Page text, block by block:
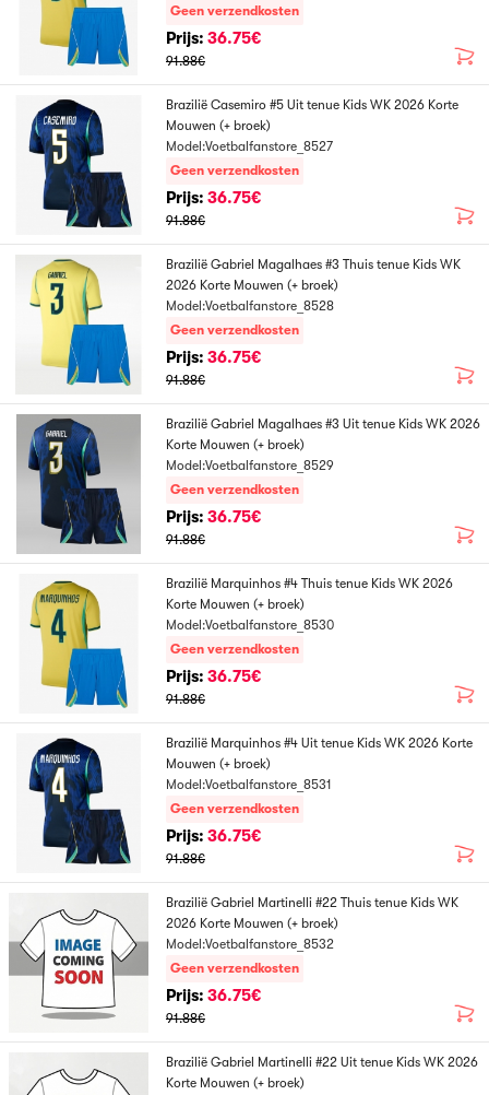
Geen verzendkosten
Prijs: 36.75€
91.88€
Brazilië Casemiro #5 Uit tenue Kids WK 2026 Korte
Mouwen (+ broek)
Model:Voetbalfanstore_8527
Geen verzendkosten
Prijs: 36.75€
91.88€
Brazilië Gabriel Magalhaes #3 Thuis tenue Kids WK
2026 Korte Mouwen (+ broek)
Model:Voetbalfanstore_8528
Geen verzendkosten
Prijs: 36.75€
91.88€
Brazilië Gabriel Magalhaes #3 Uit tenue Kids WK 2026
Korte Mouwen (+ broek)
Model:Voetbalfanstore_8529
Geen verzendkosten
Prijs: 36.75€
91.88€
Brazilië Marquinhos #4 Thuis tenue Kids WK 2026
Korte Mouwen (+ broek)
Model:Voetbalfanstore_8530
Geen verzendkosten
Prijs: 36.75€
91.88€
Brazilië Marquinhos #4 Uit tenue Kids WK 2026 Korte
Mouwen (+ broek)
Model:Voetbalfanstore_8531
Geen verzendkosten
Prijs: 36.75€
91.88€
Brazilië Gabriel Martinelli #22 Thuis tenue Kids WK
2026 Korte Mouwen (+ broek)
Model:Voetbalfanstore_8532
Geen verzendkosten
Prijs: 36.75€
91.88€
Brazilië Gabriel Martinelli #22 Uit tenue Kids WK 2026
Korte Mouwen (+ broek)